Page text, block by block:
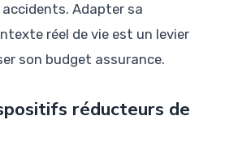
Adapter sa
réel de vie est un levier
son budget assurance.
réducteurs de